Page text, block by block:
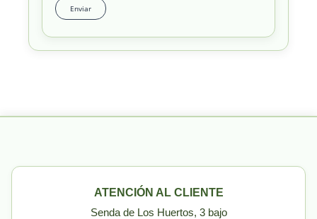
ATENCIÓN AL CLIENTE
Senda de Los Huertos, 3 bajo